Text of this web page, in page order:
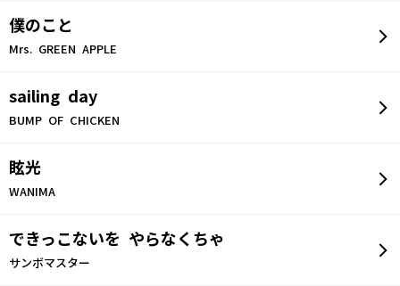
僕のこと
Mrs. GREEN APPLE
sailing day
BUMP OF CHICKEN
眩光
WANIMA
できっこないを やらなくちゃ
サンボマスター